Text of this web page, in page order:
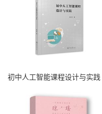
初中人工智能课程设计与实践